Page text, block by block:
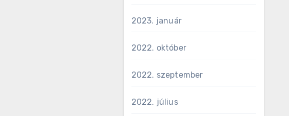
2023. január
2022. október
2022. szeptember
2022. július